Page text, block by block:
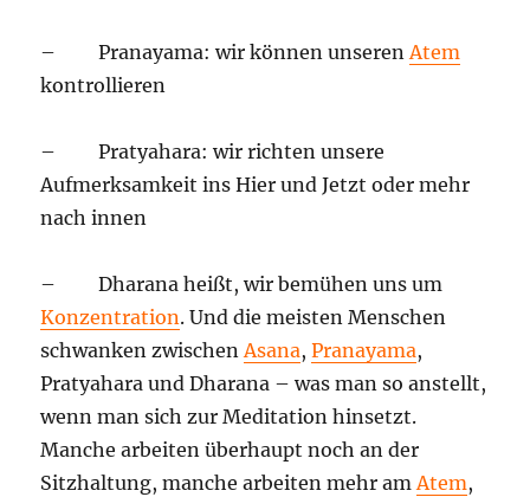
– Pranayama: wir können unserenAtem
kontrollieren
– Pratyahara: wir richten unsere
Aufmerksamkeit ins Hier und Jetzt oder mehr
nach innen
– Dharana heißt, wir bemühen uns um
Konzentration. Und die meisten Menschen
schwanken zwischenAsana,Pranayama,
Pratyahara und Dharana – was man so anstellt,
wenn man sich zur Meditation hinsetzt.
Manche arbeiten überhaupt noch an der
Sitzhaltung, manche arbeiten mehr amAtem,